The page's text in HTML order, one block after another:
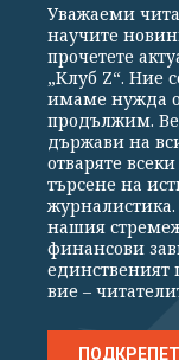
Общи
Реклама
Издател на
Константинов" 3.
Препечатването на
разрешение ще
Уважаеми
научите
прочетете
„Клуб Z“. Ние
имаме нужда
продължим.
държави на
отваряте
търсене на
нашия
финансови
единственият
вие –